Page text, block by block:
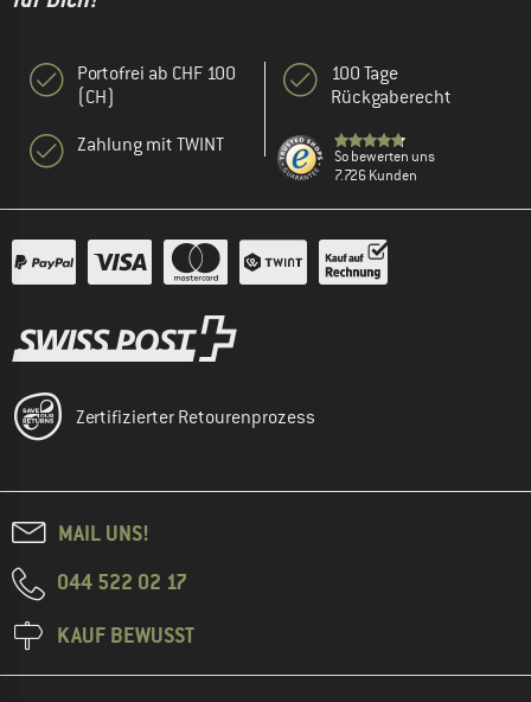
Portofrei ab CHF 100
(CH)
Zahlung mit TWINT
100 Tage
Rückgaberecht
So bewerten uns
7.726 Kunden
Zertifizierter Retourenprozess
MAIL UNS!
044 522 02 17
KAUF BEWUSST